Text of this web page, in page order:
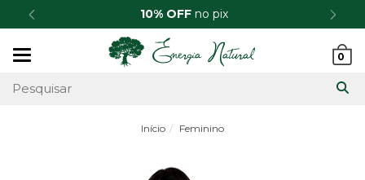
10% OFF no pix
0
Início Feminino